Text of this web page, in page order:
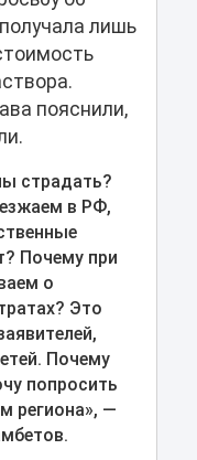
лишь
пояснили,
страдать?
в РФ,
Почему при
о
Это
Почему
попросить
региона», —